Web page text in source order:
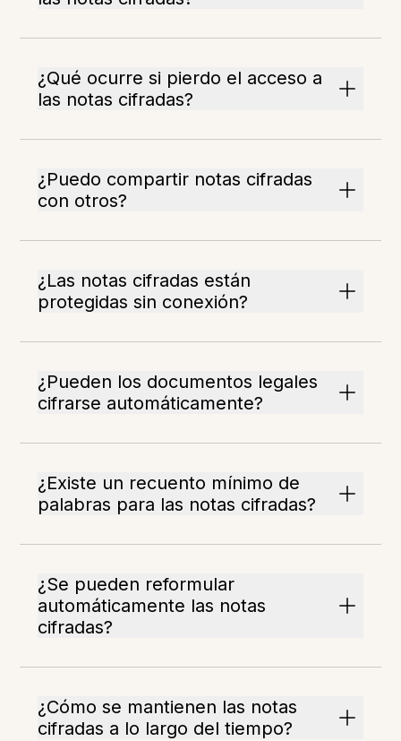
¿Qué ocurre si pierdo el acceso a
las notas cifradas?
¿Puedo compartir notas cifradas
con otros?
¿Las notas cifradas están
protegidas sin conexión?
¿Pueden los documentos legales
cifrarse automáticamente?
¿Existe un recuento mínimo de
palabras para las notas cifradas?
¿Se pueden reformular
automáticamente las notas
cifradas?
¿Cómo se mantienen las notas
cifradas a lo largo del tiempo?